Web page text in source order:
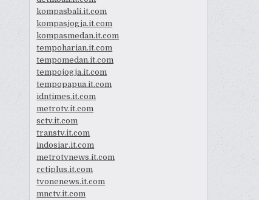
kompasbali.it.com
kompasjogja.it.com
kompasmedan.it.com
tempoharian.it.com
tempomedan.it.com
tempojogja.it.com
tempopapua.it.com
idntimes.it.com
metrotv.it.com
sctv.it.com
transtv.it.com
indosiar.it.com
metrotvnews.it.com
rctiplus.it.com
tvonenews.it.com
mnctv.it.com